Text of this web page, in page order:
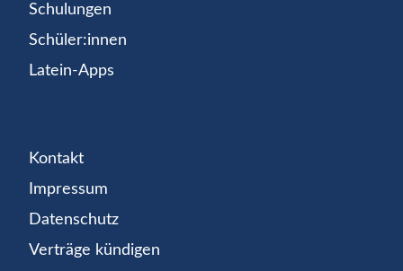
Schulungen
Schüler:innen
Latein-Apps
Kontakt
Impressum
Datenschutz
Verträge kündigen